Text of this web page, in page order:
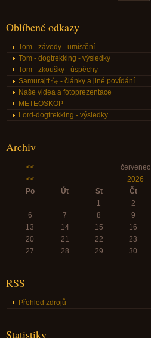
Oblíbené odkazy
Tom - závody - umístění
Tom - dogtrekking - výsledky
Tom - zkoušky - úspěchy
Samurajtt 侍 - články a jiné povídání
Naše videa a fotoprezentace
METEOSKOP
Lord-dogtrekking - výsledky
Archiv
<< červenec
<<
2026
Po
Út St Čt
1
2
6
7 8 9
13
14 15 16
20
21 22 23
27
28 29 30
RSS
Přehled zdrojů
Statistiky